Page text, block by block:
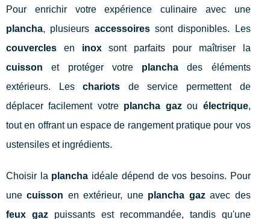
Pour enrichir votre expérience culinaire avec une
plancha, plusieurs accessoiressont disponibles. Les
couvercles en inoxsont parfaits pour maîtriser la
cuisson et protéger votre plancha des éléments
extérieurs. Leschariots de service permettent de
déplacer facilement votre plancha gazou électrique,
tout en offrant un espace de rangement pratique pour vos
ustensiles et ingrédients.
Choisir la plancha idéale dépend de vos besoins. Pour
unecuisson en extérieur, une plancha gazavec des
feux gazpuissants est recommandée, tandis qu'une